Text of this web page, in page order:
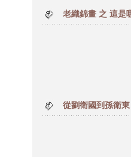
老織錦畫 之 這是
從劉衛國到孫衛